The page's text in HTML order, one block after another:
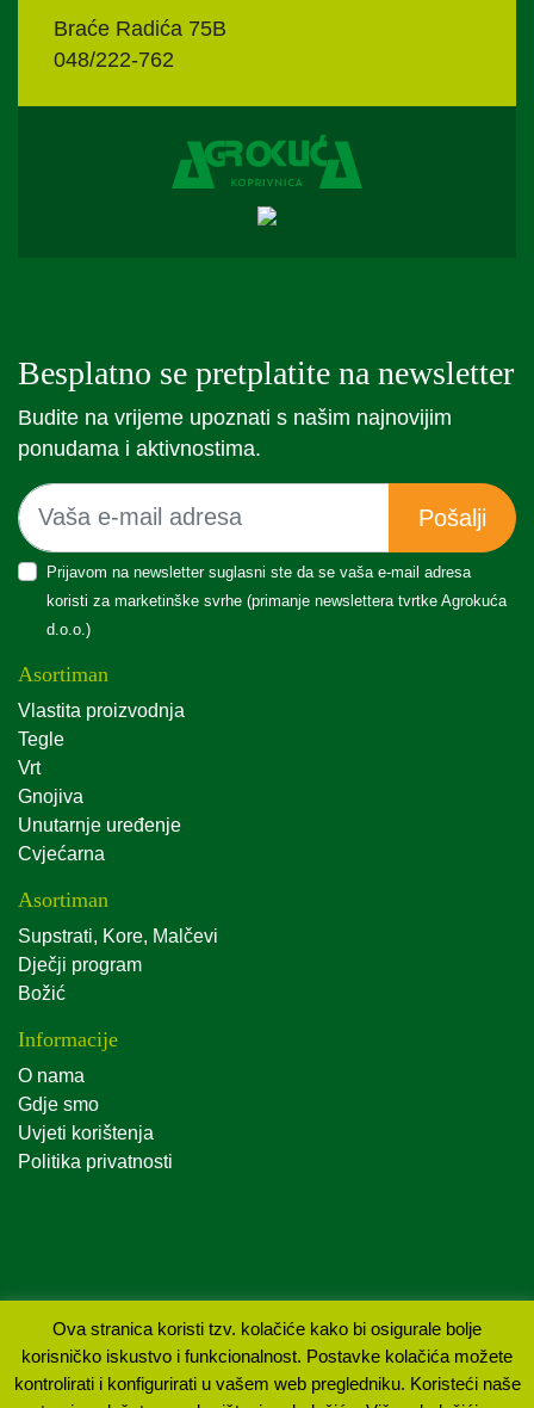
Braće Radića 75B
048/222-762
Besplatno se pretplatite na newsletter
Budite na vrijeme upoznati s našim najnovijim
ponudama i aktivnostima.
Pošalji
Prijavom na newsletter suglasni ste da se vaša e-mail adresa
koristi za marketinške svrhe (primanje newslettera tvrtke Agrokuća
d.o.o.)
Asortiman
Vlastita proizvodnja
Tegle
Vrt
Gnojiva
Unutarnje uređenje
Cvjećarna
Asortiman
Supstrati, Kore, Malčevi
Dječji program
Božić
Informacije
O nama
Gdje smo
Uvjeti korištenja
Politika privatnosti
Sva prava pridržana Agro kuća d.o.o. 2019. Izrada:
Ova stranica koristi tzv. kolačiće kako bi osigurale bolje
korisničko iskustvo i funkcionalnost. Postavke kolačića možete
kontrolirati i konfigurirati u vašem web pregledniku. Koristeći naše